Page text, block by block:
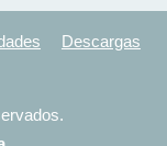
Descargas